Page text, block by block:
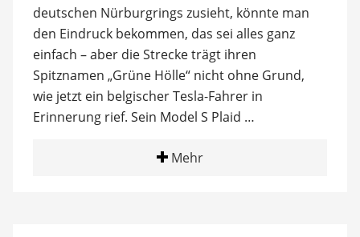
deutschen Nürburgrings zusieht, könnte man
den Eindruck bekommen, das sei alles ganz
einfach – aber die Strecke trägt ihren
Spitznamen „Grüne Hölle“ nicht ohne Grund,
wie jetzt ein belgischer Tesla-Fahrer in
Erinnerung rief. Sein Model S Plaid …
Mehr